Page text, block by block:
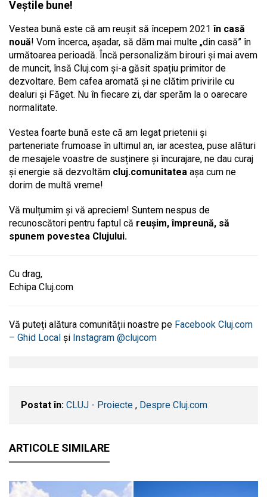
Veștile bune!
Vestea bună este că am reușit să începem 2021în casă
nouă! Vom încerca, așadar, să dăm mai multe „din casă” în
următoarea perioadă. Încă personalizăm birouri și mai avem
de muncit, însă Cluj.com și-a găsit spațiu primitor de
dezvoltare. Bem cafea aromată și ne clătim privirile cu
dealuri și Făget. Nu în fiecare zi, dar sperăm la o oarecare
normalitate.
Vestea foarte bună este că am legat prietenii și
parteneriate frumoase în ultimul an, iar acestea, puse alături
de mesajele voastre de susținere și încurajare, ne dau curaj
și energie să dezvoltăm cluj.comunitatea așa cum ne
dorim de multă vreme!
Vă mulțumim și vă apreciem! Suntem nespus de
recunoscători pentru faptul că reușim, împreună, să
spunem povestea Clujului.
Cu drag,
Echipa Cluj.com
Vă puteți alătura comunității noastre pe Facebook Cluj.com
– Ghid Local și Instagram @clujcom
Postat în: CLUJ - Proiecte , Despre Cluj.com
ARTICOLE SIMILARE